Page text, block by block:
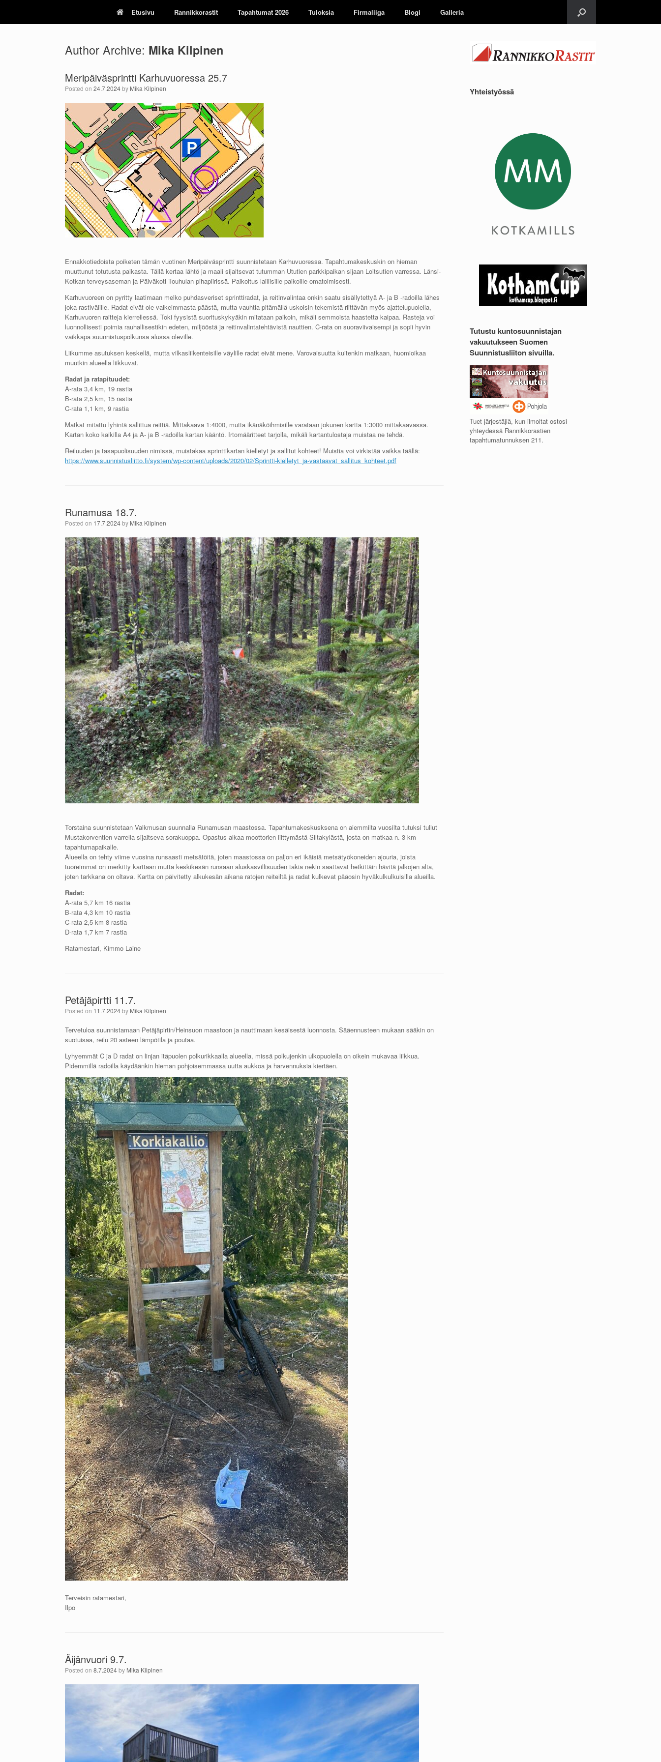
content
Etusivu Rannikkorastit Tapahtumat 2026 Tuloksia Firmaliiga Blogi Galleria
Author Archive: Mika Kilpinen
Meripäiväsprintti Karhuvuoressa 25.7
Posted on 24.7.2024by Mika Kilpinen
Ennakkotiedoista poiketen tämän vuotinen Meripäiväsprintti suunnistetaan Karhuvuoressa. Tapahtumakeskuskin on hieman
muuttunut totutusta paikasta. Tällä kertaa lähtö ja maali sijaitsevat tutumman Ututien parkkipaikan sijaan Loitsutien varressa. Länsi-
Kotkan terveysaseman ja Päiväkoti Touhulan pihapiirissä. Paikoitus laillisille paikoille omatoimisesti.
Karhuvuoreen on pyritty laatimaan melko puhdasveriset sprinttiradat, ja reitinvalintaa onkin saatu sisällytettyä A- ja B -radoilla lähes
joka rastivälille. Radat eivät ole vaikeimmasta päästä, mutta vauhtia pitämällä uskoisin tekemistä riittävän myös ajattelupuolella,
Karhuvuoren raitteja kierrellessä. Toki fyysistä suorituskykyäkin mitataan paikoin, mikäli semmoista haastetta kaipaa. Rasteja voi
luonnollisesti poimia rauhallisestikin edeten, miljööstä ja reitinvalintatehtävistä nauttien. C-rata on suoraviivaisempi ja sopii hyvin
vaikkapa suunnistuspolkunsa alussa oleville.
Liikumme asutuksen keskellä, mutta vilkasliikenteisille väylille radat eivät mene. Varovaisuutta kuitenkin matkaan, huomioikaa
muutkin alueella liikkuvat.
Radat ja ratapituudet:
A-rata 3,4 km, 19 rastia
B-rata 2,5 km, 15 rastia
C-rata 1,1 km, 9 rastia
Matkat mitattu lyhintä sallittua reittiä. Mittakaava 1:4000, mutta ikänäköihmisille varataan jokunen kartta 1:3000 mittakaavassa.
Kartan koko kaikilla A4 ja A- ja B -radoilla kartan kääntö. Irtomääritteet tarjolla, mikäli kartantulostaja muistaa ne tehdä.
Reiluuden ja tasapuolisuuden nimissä, muistakaa sprinttikartan kielletyt ja sallitut kohteet! Muistia voi virkistää vaikka täällä:
https://www.suunnistusliitto.fi/system/wp-content/uploads/2020/02/Sprintti-kielletyt_ja-vastaavat_sallitus_kohteet.pdf
Runamusa 18.7.
Posted on 17.7.2024by Mika Kilpinen
Torstaina suunnistetaan Valkmusan suunnalla Runamusan maastossa. Tapahtumakeskusksena on aiemmilta vuosilta tutuksi tullut
Mustakorventien varrella sijaitseva sorakuoppa. Opastus alkaa moottorien liittymästä Siltakylästä, josta on matkaa n. 3 km
tapahtumapaikalle.
Alueella on tehty viime vuosina runsaasti metsätöitä, joten maastossa on paljon eri ikäisiä metsätyökoneiden ajouria, joista
tuoreimmat on merkitty karttaan mutta keskikesän runsaan aluskasvillisuuden takia nekin saattavat hetkittäin hävitä jalkojen alta,
joten tarkkana on oltava. Kartta on päivitetty alkukesän aikana ratojen reiteiltä ja radat kulkevat pääosin hyväkulkulkuisilla alueilla.
Radat:
A-rata 5,7 km 16 rastia
B-rata 4,3 km 10 rastia
C-rata 2,5 km 8 rastia
D-rata 1,7 km 7 rastia
Ratamestari, Kimmo Laine
Petäjäpirtti 11.7.
Posted on 11.7.2024by Mika Kilpinen
Tervetuloa suunnistamaan Petäjäpirtin/Heinsuon maastoon ja nauttimaan kesäisestä luonnosta. Sääennusteen mukaan sääkin on
suotuisaa, reilu 20 asteen lämpötila ja poutaa.
Lyhyemmät C ja D radat on linjan itäpuolen polkurikkaalla alueella, missä polkujenkin ulkopuolella on oikein mukavaa liikkua.
Pidemmillä radoilla käydäänkin hieman pohjoisemmassa uutta aukkoa ja harvennuksia kiertäen.
Terveisin ratamestari,
Ilpo
Äijänvuori 9.7.
Posted on 8.7.2024by Mika Kilpinen
Yhteistyössä
Tutustu kuntosuunnistajan
vakuutukseen Suomen
Suunnistusliiton sivuilla.
Tuet järjestäjiä, kun ilmoitat ostosi
yhteydessä Rannikkorastien
tapahtumatunnuksen 211.